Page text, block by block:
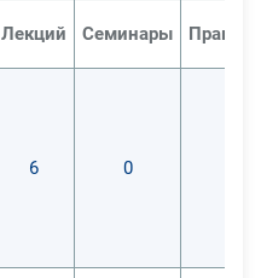
Лекций Семинары
6 0